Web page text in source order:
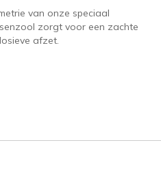
van onze speciaal
zorgt voor een zachte
afzet.